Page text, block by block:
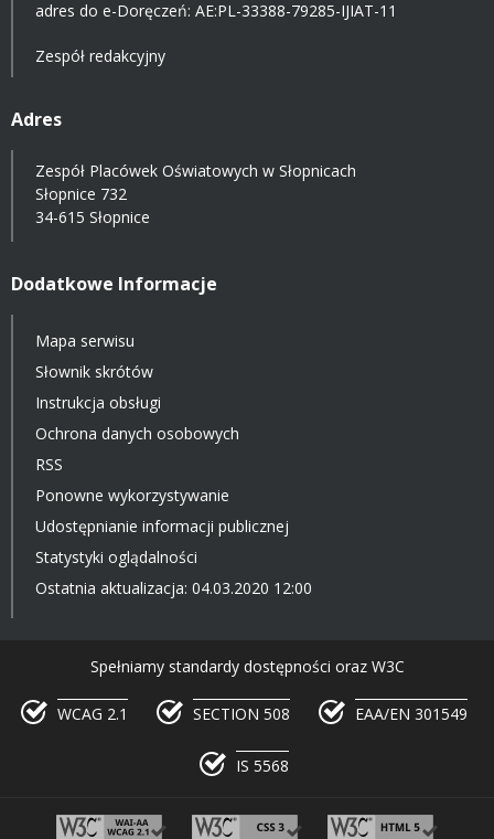
adres do e-Doręczeń: AE:PL-33388-79285-IJIAT-11
Zespół redakcyjny
Adres
Zespół Placówek Oświatowych w Słopnicach
Słopnice 732
34-615 Słopnice
Dodatkowe Informacje
Mapa serwisu
Słownik skrótów
Instrukcja obsługi
Ochrona danych osobowych
RSS
Ponowne wykorzystywanie
Udostępnianie informacji publicznej
Statystyki oglądalności
Ostatnia aktualizacja: 04.03.2020 12:00
Spełniamy standardy dostępności oraz W3C
WCAG 2.1 SECTION 508 EAA/EN 301549
IS 5568